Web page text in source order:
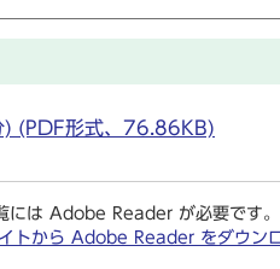
) (PDF形式、76.86KB)
には Adobe Reader が必要です
トから Adobe Reader をダウンロ